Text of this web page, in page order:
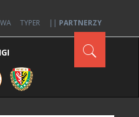
TYPER || PARTNERZY